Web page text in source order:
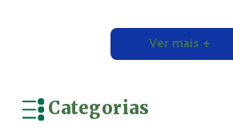
Ver mais +
Categorias